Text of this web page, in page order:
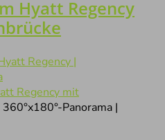
Hyatt Regency
Regency mit
360°x180°-Panorama |